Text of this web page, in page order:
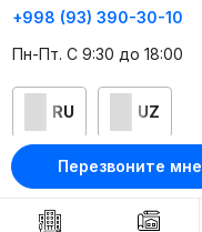
Перезвоните мне
+998 (93) 390-30-10
Пн-Пт. С 9:30 до 18:00
RU UZ
Контакты
О проекте